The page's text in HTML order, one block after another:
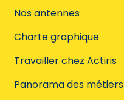
Nos antennes
Charte graphique
Travailler chez Actiris
Panorama des métiers